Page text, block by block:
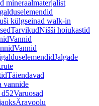
mineraalmaterjalist
külgseinad walk-in
TarvikudNišši hoiukastid
Vannid
Vannid
Jalgade
Täiendavad
vannide
Varuosad
Äravoolu